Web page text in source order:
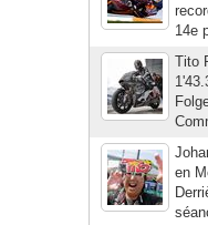
14e
Tito
en